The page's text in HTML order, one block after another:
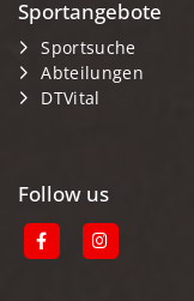
Sportangebote
Sportsuche
Abteilungen
DTVital
Follow us